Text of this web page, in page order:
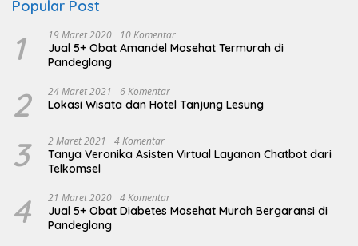
Popular Post
1 19 Maret 2020 10 Komentar
Jual 5+ Obat Amandel Mosehat Termurah di
Pandeglang
2 24 Maret 2021 6 Komentar
Lokasi Wisata dan Hotel Tanjung Lesung
3 2 Maret 2021 4 Komentar
Tanya Veronika Asisten Virtual Layanan Chatbot dari
Telkomsel
4 21 Maret 2020 4 Komentar
Jual 5+ Obat Diabetes Mosehat Murah Bergaransi di
Pandeglang